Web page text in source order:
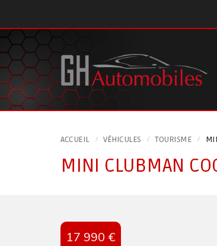
ACCUEIL VÉHICULES TOURISME
MINI CLUBMAN
17 990 €